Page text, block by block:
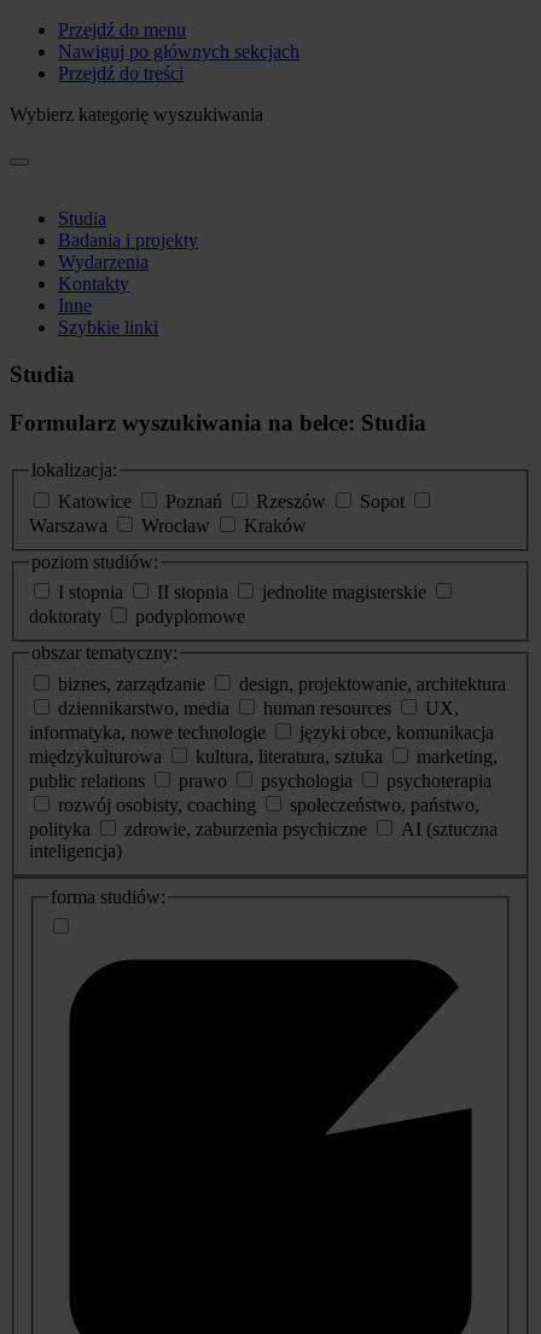
Przejdź do menu
Nawiguj po głównych sekcjach
Przejdź do treści
Wybierz kategorię wyszukiwania
Studia
Badania i projekty
Wydarzenia
Kontakty
Inne
Szybkie linki
Studia
Formularz wyszukiwania na belce: Studia
lokalizacja:
Katowice
Poznań Rzeszów
Sopot
Warszawa
Wrocław
Kraków
poziom studiów:
I stopnia
II stopnia
jednolite magisterskie
doktoraty
podyplomowe
obszar tematyczny:
biznes, zarządzanie
design, projektowanie, architektura
dziennikarstwo, media
human resources
UX,
informatyka, nowe technologie
języki obce, komunikacja
międzykulturowa
kultura, literatura, sztuka
marketing,
public relations
prawo psychologia
psychoterapia
rozwój osobisty, coaching
społeczeństwo, państwo,
polityka
zdrowie, zaburzenia psychiczne
AI (sztuczna
inteligencja)
dodatkowe
informacje
forma studiów: